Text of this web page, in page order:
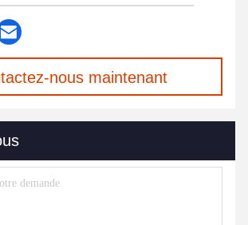
nous maintenant